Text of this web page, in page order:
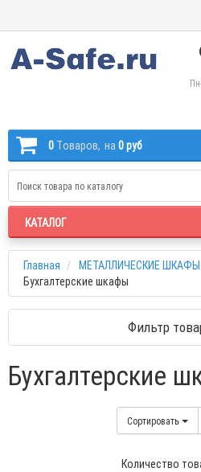
0 Tоваров, на 0 руб
КАТАЛОГ
Главная
МЕТАЛЛИЧЕСКИЕ
Бухгалтерские шкафы
Фильтр
Бухгалтерские
Сортировать
Количество